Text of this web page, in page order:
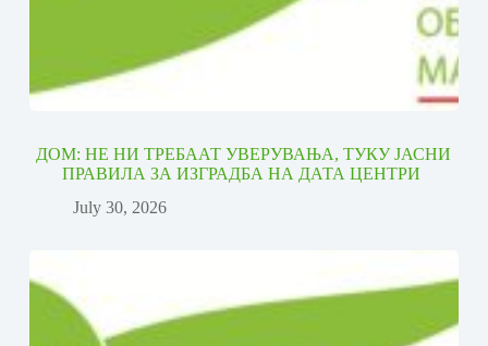
ДОМ: НЕ НИ ТРЕБААТ УВЕРУВАЊА, ТУКУ ЈАСНИ
ПРАВИЛА ЗА ИЗГРАДБА НА ДАТА ЦЕНТРИ
July 30, 2026